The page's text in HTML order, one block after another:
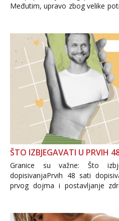
Međutim, upravo zbog velike
i brojni krivotvoreni
ŠTO IZBJEGAVATI U PRVIH
Granice su važne: Što
dopisivanjaPrvih 48 sati
prvog dojma i postavljanje
Važno je izbjeći prebrzo
informacija, jer nepoznata
povjerenje. Takođe...